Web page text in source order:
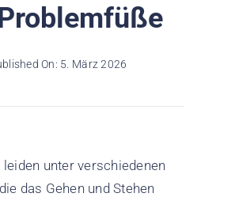
On: 5. März 2026
unter verschiedenen
das Gehen und Stehen